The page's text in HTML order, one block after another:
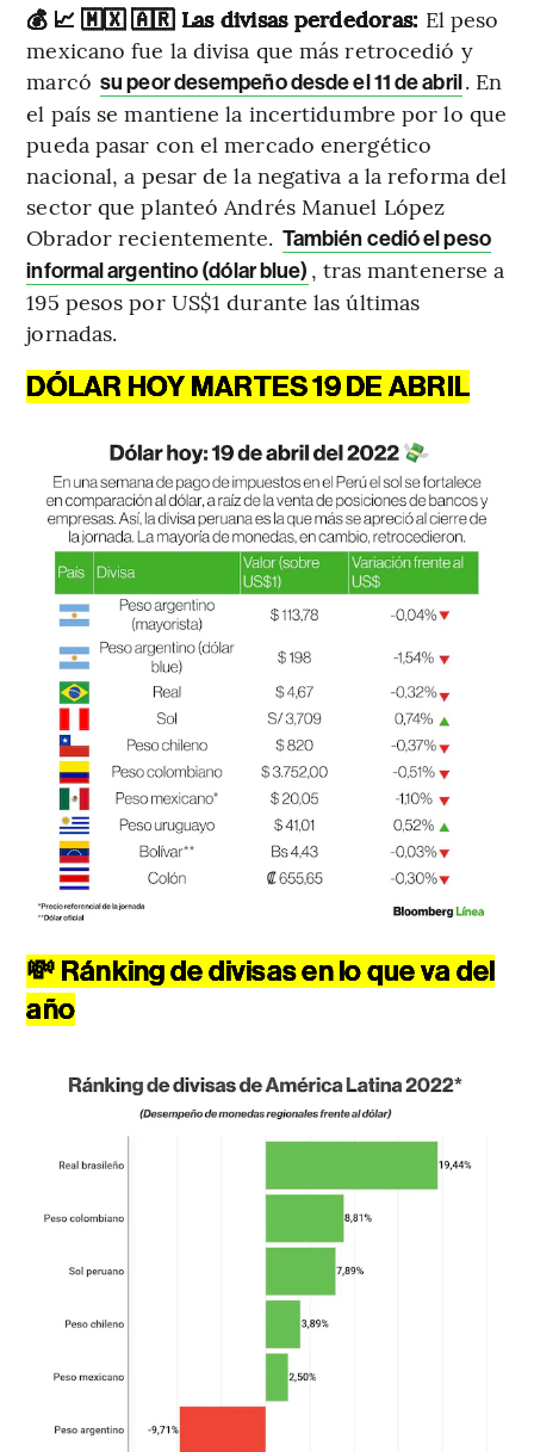
💰 📈 🇲🇽 🇦🇷 Las divisas perdedoras: El peso
mexicano fue la divisa que más retrocedió y
marcó su peor desempeño desde el 11 de abril. En
el país se mantiene la incertidumbre por lo que
pueda pasar con el mercado energético
nacional, a pesar de la negativa a la reforma del
sector que planteó Andrés Manuel López
Obrador recientemente. También cedió el peso
informal argentino (dólar blue) , tras mantenerse a
195 pesos por US$1 durante las últimas
jornadas.
DÓLAR HOY MARTES 19 DE ABRIL
💸 Ránking de divisas en lo que va del
año